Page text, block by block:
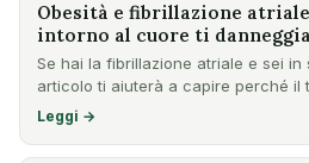
Obesità e fibrillazione
intorno al cuore ti danneggia
Se hai la fibrillazione atriale e sei in
articolo ti aiuterà a capire perché
Leggi →